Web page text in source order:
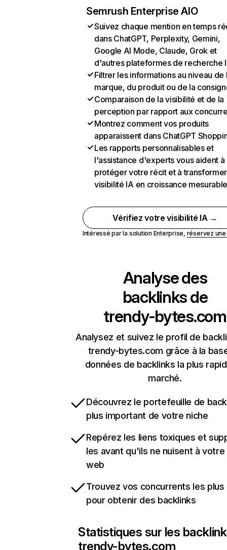
Semrush Enterprise AIO
Suivez chaque mention en temps
dans ChatGPT, Perplexity, Gemini,
Google AI Mode, Claude, Grok et
d'autres plateformes de recherche
Filtrer les informations au niveau de
marque, du produit ou de la
Comparaison de la visibilité et de la
perception par rapport aux
Montrez comment vos produits
apparaissent dans ChatGPT
Les rapports personnalisables et
l'assistance d'experts vous aident à
protéger votre récit et à
visibilité IA en croissance
Vérifiez votre visibilité IA →
Intéressé par la solution Enterprise, réservez
Analyse des
backlinks de
trendy-bytes.com
Analysez et suivez le profil de
trendy-bytes.com grâce à la
données de backlinks la plus
marché.
Découvrez le portefeuille de
plus important de votre niche
Repérez les liens toxiques et
les avant qu'ils ne nuisent à
web
Trouvez vos concurrents les
pour obtenir des backlinks
Statistiques sur les
trendy-bytes.com